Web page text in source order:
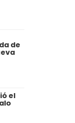
de
el